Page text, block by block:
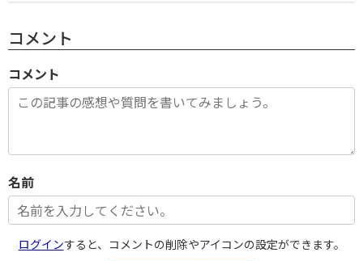
コメント
コメント
名前
ログインすると、コメントの削除やアイコンの設定ができます。